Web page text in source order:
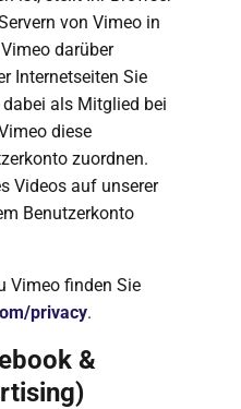
von Vimeo in
darüber
Internetseiten Sie
als Mitglied bei
diese
zuordnen.
Videos auf unserer
Benutzerkonto
Vimeo finden Sie
privacy.
&